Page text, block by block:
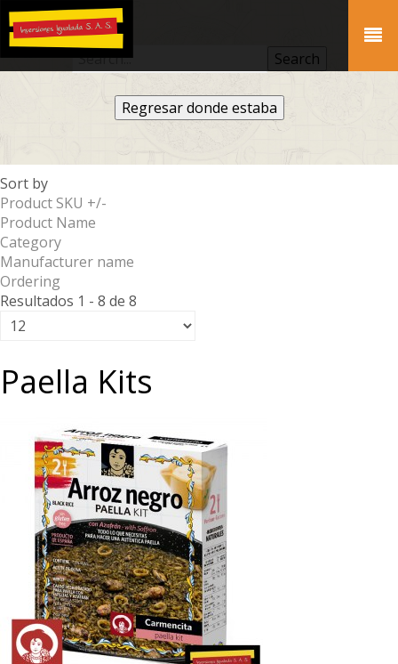
Regresar donde estaba
Sort by
Product SKU +/-
Product Name
Category
Manufacturer name
Ordering
Resultados 1 - 8 de 8
Paella Kits